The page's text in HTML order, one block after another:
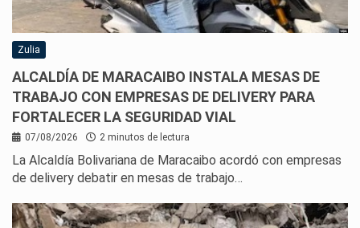
Zulia
ALCALDÍA DE MARACAIBO INSTALA MESAS DE
TRABAJO CON EMPRESAS DE DELIVERY PARA
FORTALECER LA SEGURIDAD VIAL
07/08/2026 2 minutos de lectura
La Alcaldía Bolivariana de Maracaibo acordó con empresas
de delivery debatir en mesas de trabajo…